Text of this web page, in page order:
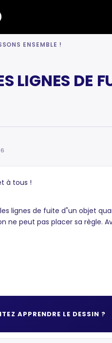
ENSEMBLE !
LIGNES DE
à tous !
lignes de fuite d"un objet
ne peut pas placer sa règle.
APPRENDRE LE DESSIN ?